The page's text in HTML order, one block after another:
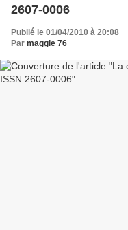
2607-0006
Publié le 01/04/2010 à 20:08
Par maggie 76